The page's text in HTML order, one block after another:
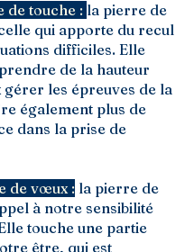
de touche : la pierre de
qui apporte du recul
difficiles. Elle
de la hauteur
gérer les épreuves de la
également plus de
dans la prise de
de vœux : la pierre de
à notre sensibilité
touche une partie
être, qui est